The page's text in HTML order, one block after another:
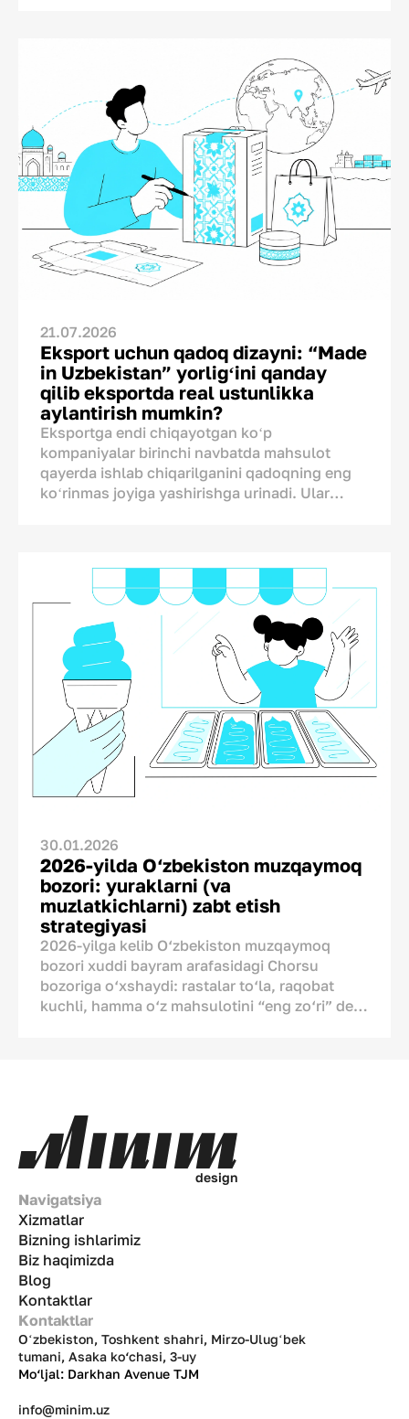
yerda boʻlib oʻtadi. Bu muloqot uchun esa
brendda atigi bir necha soniya vaqt bor, xolos.
21.07.2026
Eksport uchun qadoq dizayni: “Made
in Uzbekistan” yorligʻini qanday
qilib eksportda real ustunlikka
aylantirish mumkin?
Eksportga endi chiqayotgan koʻp
kompaniyalar birinchi navbatda mahsulot
qayerda ishlab chiqarilganini qadoqning eng
koʻrinmas joyiga yashirishga urinadi. Ular
Chunki mahsulotning qayerdan kelib chiqqani
yashirish kerak boʻlgan avtomatik “minus”
emas, balki boshqa davlatdagi raqobatchilar
ishlata olmaydigan noyob brend aktivlaridan
biridir. Axir xitoylik ham, turk ham oʻz
mahsulotiga “Made in Uzbekistan” deb yoza
olmaydi. Shuning uchun gap yorliqni
koʻrsatish yoki koʻrsatmaslikda emas. Muhimi
— uni qanday qilib toʻgʻri koʻrsata bilishda.
30.01.2026
2026-yilda O‘zbekiston muzqaymoq
bozori: yuraklarni (va
muzlatkichlarni) zabt etish
strategiyasi
2026-yilga kelib O‘zbekiston muzqaymoq
bozori xuddi bayram arafasidagi Chorsu
bozoriga o‘xshaydi: rastalar to‘la, raqobat
kuchli, hamma o‘z mahsulotini “eng zo‘ri” deb
ko‘rsatish vositasiga va dasturxon ko‘rkiga
aylanib ulgurdi. Ushbu tahliliy maqolada
raqamlar, real hayotdan olingan misollar va
o‘zbek bozoriga mos strategiyalar haqida so‘z
boradi.
design
Navigatsiya
Xizmatlar
Bizning ishlarimiz
Biz haqimizda
Blog
Kontaktlar
Kontaktlar
Oʻzbekiston, Toshkent shahri, Mirzo-Ulugʻbek
tumani, Asaka ko‘chasi, 3-uy
Mo‘ljal: Darkhan Avenue TJM
info@minim.uz